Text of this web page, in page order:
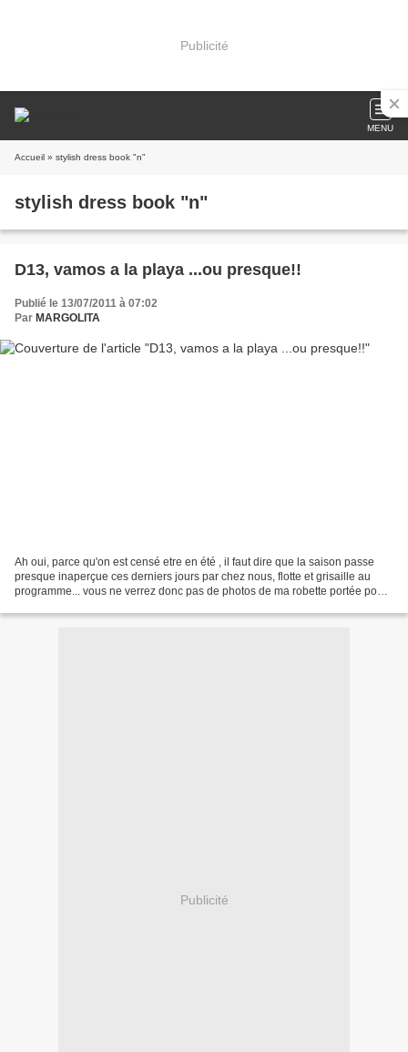
Publicité
MENU
Accueil » stylish dress book "n"
stylish dress book "n"
D13, vamos a la playa ...ou presque!!
Publié le 13/07/2011 à 07:02
Par MARGOLITA
Ah oui, parce qu'on est censé etre en été , il faut dire que la saison passe
presque inaperçue ces derniers jours par chez nous, flotte et grisaille au
programme... vous ne verrez donc pas de photos de ma robette portée pour
Publicité